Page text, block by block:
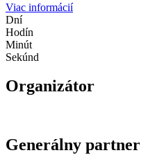
Viac informácií
Dní
Hodín
Minút
Sekúnd
Organizátor
Generálny partner